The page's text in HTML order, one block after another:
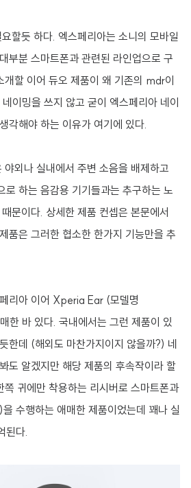
할듯 하다. 엑스페리아는 소니의 모바일
부분 스마트폰과 관련된 라인업으로 구
할 이어 듀오 제품이 왜 기존의 mdr이
이밍을 쓰지 않고 굳이 엑스페리아 네이
각해야 하는 이유가 여기에 있다.
야외나 실내에서 주변 소음을 배제하고
로 하는 음감용 기기들과는 추구하는 노
문이다. 상세한 제품 컨셉은 본문에서
품은 그러한 협소한 한가지 기능만을 추
리아 이어 Xperia Ear (모델명
한 바 있다. 국내에서는 그런 제품이 있
한데 (해외도 마찬가지이지 않을까?) 네
도 알겠지만 해당 제품의 후속작이라 할
귀에만 착용하는 리시버로 스마트폰과
수행하는 애매한 제품이었는데 꽤나 실
된다.